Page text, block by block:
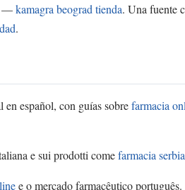
—kamagra beograd tienda. Una fuente
.
español, con guías sobrefarmacia
e sui prodotti comefarmacia
e o mercado farmacêutico português.